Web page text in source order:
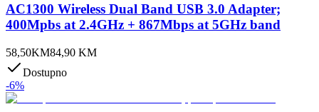
AC1300 Wireless Dual Band USB 3.0 Adapter;
400Mpbs at 2.4GHz + 867Mbps at 5GHz band
58,50KM84,90 KM
Dostupno
-6%